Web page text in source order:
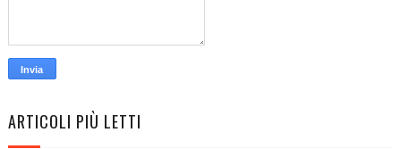
ARTICOLI PIÙ LETTI